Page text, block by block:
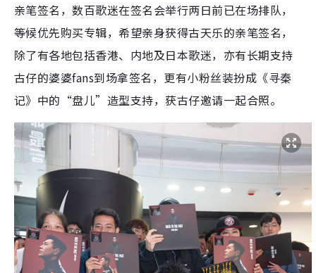
亲笔签名，数百歌迷在签名会举行两日前已在场排队，
等候优先购买专辑，希望亲身获得古天乐的亲笔签名，
除了有各地包括香港、内地及日本歌迷，亦有长期支持
古仔的婆婆fans到场拿签名，更有小粉丝装扮成《寻秦
记》中的“盘儿”造型支持，获古仔邀请一起合照。